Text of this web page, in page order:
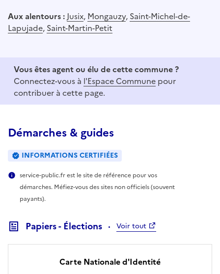
Aux alentours : Jusix, Mongauzy, Saint-Michel-de-
Lapujade, Saint-Martin-Petit
Vous êtes agent ou élu de cette commune ?
Connectez-vous à l'Espace Commune pour
contribuer à cette page.
Démarches & guides
INFORMATIONS CERTIFIÉES
service-public.fr est le site de référence pour vos
démarches. Méfiez-vous des sites non officiels (souvent
payants).
Papiers - Élections Voir tout
Carte Nationale d'Identité